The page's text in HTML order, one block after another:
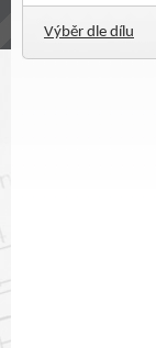
Výběr dle dílu